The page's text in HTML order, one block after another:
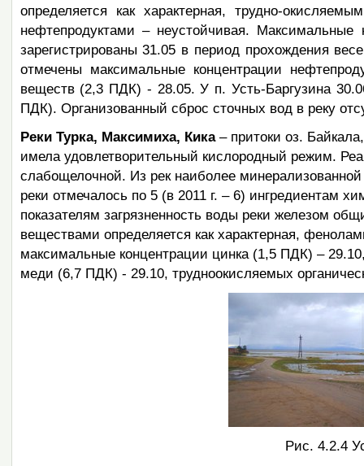
определяется как характерная, трудно-
нефтепродуктами – неустойчивая.
зарегистрированы 31.05 в период прохождения
отмечены максимальные концентрации
веществ (2,3 ПДК) - 28.05. У п. Усть-Баргузина
ПДК). Организованный сброс сточных вод в реку
Реки Турка, Максимиха, Кика– притоки оз.
имела удовлетворительный кислородный режим.
слабощелочной. Из рек наиболее
реки отмечалось по 5 (в 2011 г. – 6) ингредиентам
показателям загрязненность воды реки железом
веществами определяется как характерная,
максимальные концентрации цинка (1,5 ПДК) –
меди (6,7 ПДК) - 29.10, трудноокисляемых
Рис. 4.2.4